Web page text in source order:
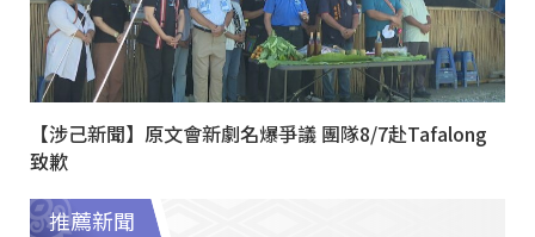
【涉己新聞】原文會新劇名爆爭議 團隊8/7赴Tafalong
致歉
推薦新聞